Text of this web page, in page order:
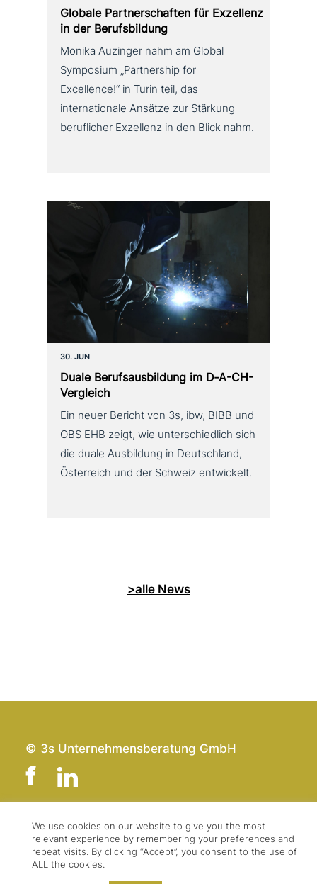
Globale Partnerschaften für Exzellenz
in der Berufsbildung
Monika Auzinger nahm am Global
Symposium „Partnership for
Excellence!“ in Turin teil, das
internationale Ansätze zur Stärkung
beruflicher Exzellenz in den Blick nahm.
30. JUN
Duale Berufsausbildung im D‑A-CH-
Vergleich
Ein neuer Bericht von 3s, ibw, BIBB und
OBS EHB zeigt, wie unterschiedlich sich
die duale Ausbildung in Deutschland,
Österreich und der Schweiz entwickelt.
>alle News
© 3s Unternehmensberatung GmbH
Team
Kontakt
Presse & Logo
Impressum
Datenschutz
We use cookies on our website to give you the most
relevant experience by remembering your preferences and
repeat visits. By clicking “Accept”, you consent to the use of
ALL the cookies.